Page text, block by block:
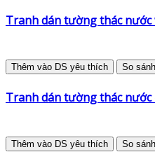
Tranh dán tường thác nước
Thêm vào DS yêu thích So
Tranh dán tường thác nước
Thêm vào DS yêu thích So